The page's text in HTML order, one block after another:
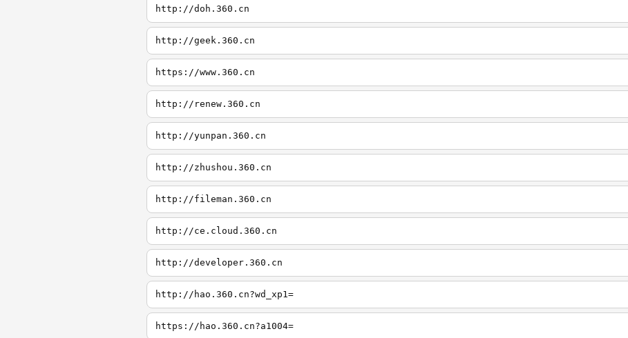
http://doh.360.cn
http://geek.360.cn
https://www.360.cn
http://renew.360.cn
http://yunpan.360.cn
http://zhushou.360.cn
http://fileman.360.cn
http://ce.cloud.360.cn
http://developer.360.cn
http://hao.360.cn?wd_xp1=
https://hao.360.cn?a1004=